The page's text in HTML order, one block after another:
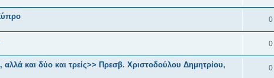
0
0
και δύο και τρείς>> Πρεσβ. Χριστοδούλου Δημητρίου,
0